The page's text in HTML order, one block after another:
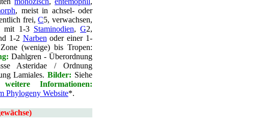
, meist in achsel- oder
frei,C5, verwachsen,
mit 1-3 Staminodien,G2,
1-2 Narben oder einer 1-
(wenige) bis Tropen:
Dahlgren - Überordnung
Asteridae / Ordnung
Lamiales.Bilder: Siehe
Informationen:
Phylogeny Website*.